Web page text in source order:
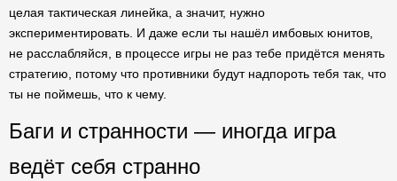
целая тактическая линейка, а значит, нужно
экспериментировать. И даже если ты нашёл имбовых юнитов,
не расслабляйся, в процессе игры не раз тебе придётся менять
стратегию, потому что противники будут надпороть тебя так, что
ты не поймешь, что к чему.
Баги и странности — иногда игра
ведёт себя странно